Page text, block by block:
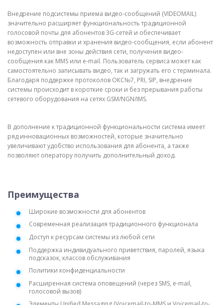
Внедрение подсистемы приема видео-сообщений (VIDEOMAIL)
значительно расширяет функциональность традиционной
голосовой почты для абонентов 3G-сетей и обеспечивает
возможность отправки и хранения видео-сообщения, если абонент
недоступен или вне зоны действия сети, получения видео-
сообщения как MMS или e-mail. Пользователь сервиса может как
самостоятельно записывать видео, так и загружать его с терминала.
Благодаря поддержке протоколов ОКС№7, PRI, SIP, внедрение
системы происходит в короткие сроки и без прерывания работы
сетевого оборудования на сетях GSM/NGN/IMS.
В дополнение к традиционной функциональности система имеет
ряд инновационных возможностей, которые значительно
увеличивают удобство использования для абонента, а также
позволяют оператору получить дополнительный доход.
Преимущества
Широкие возможности для абонентов
Современная реализация традиционного функционала
Доступ к ресурсам системы из любой сети
Поддержка индивидуального приветствия, паролей, языка
подсказок, классов обслуживания
Политики конфиденциальности
Расширенная система оповещений (через SMS, e-mail,
голосовой вызов)